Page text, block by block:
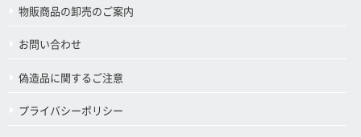
物販商品の卸売のご案内
お問い合わせ
偽造品に関するご注意
プライバシーポリシー